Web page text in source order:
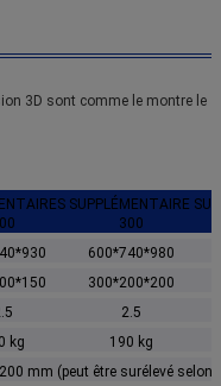
3D sont comme le montre le
SUPPLÉMENTAIRE
300
600*740*980
300*200*200
2.5
kg
190 kg
200 mm (peut être surélevé selon